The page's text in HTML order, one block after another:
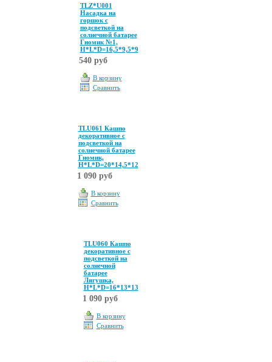
TLZ*U001
Насадка на
горшок с
подсветкой на
солнечной батарее
Гномик №1,
Н*L*D=16,5*9,5*9
540 руб
В корзину
Сравнить
TLU061 Кашпо
декоративное с
подсветкой на
солнечной батарее
Гномик,
Н*L*D=20*14,5*12
1 090 руб
В корзину
Сравнить
TLU060 Кашпо
декоративное с
подсветкой на
солнечной
батарее
Лягушка,
Н*L*D=16*13*13
1 090 руб
В корзину
Сравнить